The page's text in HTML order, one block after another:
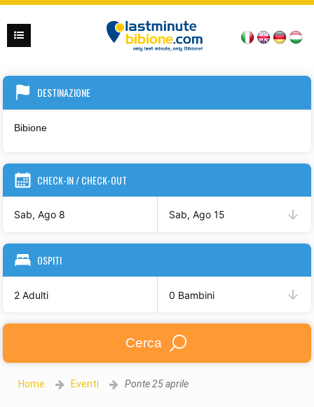
DESTINAZIONE
CHECK-IN / CHECK-OUT
Sab, Ago 8 Sab, Ago 15
OSPITI
2 Adulti 0 Bambini
Cerca
Home Eventi Ponte 25 aprile